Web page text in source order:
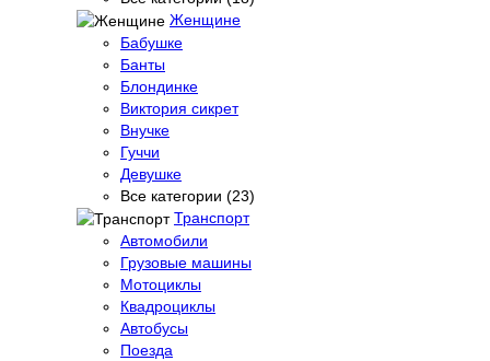
Женщине
Бабушке
Банты
Блондинке
Виктория сикрет
Внучке
Гуччи
Девушке
Все категории (23)
Транспорт
Автомобили
Грузовые машины
Мотоциклы
Квадроциклы
Автобусы
Поезда